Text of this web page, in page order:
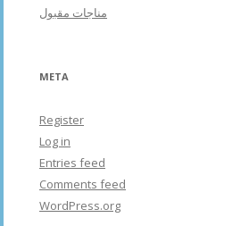
مناجات مقبول
META
Register
Log in
Entries feed
Comments feed
WordPress.org